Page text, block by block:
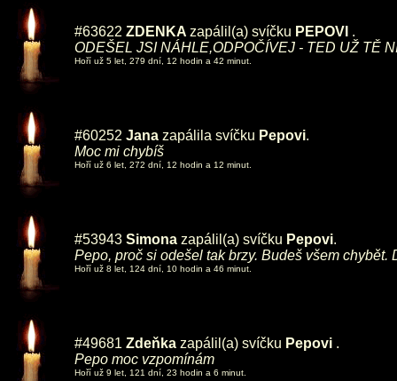
#63622 ZDENKA zapálil(a) svíčku PEPOVI .
ODEŠEL JSI NÁHLE,ODPOČÍVEJ - TED UŽ TĚ
Hoří už 5 let, 279 dní, 12 hodin a 42 minut.
#60252 Jana zapálila svíčku Pepovi.
Moc mi chybíš
Hoří už 6 let, 272 dní, 12 hodin a 12 minut.
#53943 Simona zapálil(a) svíčku Pepovi.
Pepo, proč si odešel tak brzy. Budeš všem chybět.
Hoří už 8 let, 124 dní, 10 hodin a 46 minut.
#49681 Zdeňka zapálil(a) svíčku Pepovi .
Pepo moc vzpomínám
Hoří už 9 let, 121 dní, 23 hodin a 6 minut.